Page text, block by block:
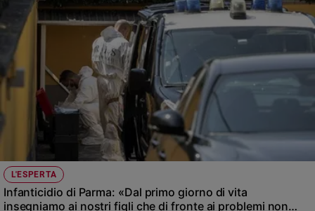
Devozione
fede
giorno
Società
e
valori
L'ESPERTA
Infanticidio di Parma: «Dal primo giorno di vita
insegniamo ai nostri figli che di fronte ai problemi non